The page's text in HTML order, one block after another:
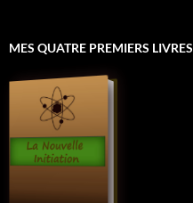
MES QUATRE PREMIERS LIVRES